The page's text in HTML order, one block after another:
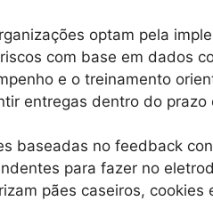
optam pela
com base em dados
e o treinamento
entregas dentro do
baseadas no feedback
para fazer no
pães caseiros,